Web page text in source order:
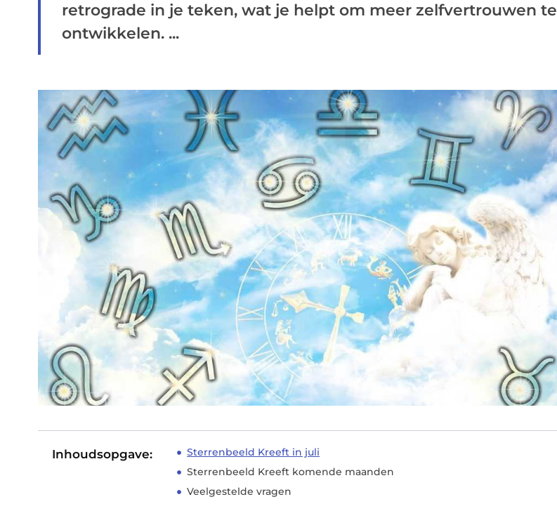
retrograde in je teken, wat je helpt om meer zelfvertrouwen te
ontwikkelen. ...
Inhoudsopgave:
Sterrenbeeld Kreeft in juli
Sterrenbeeld Kreeft komende maanden
Veelgestelde vragen